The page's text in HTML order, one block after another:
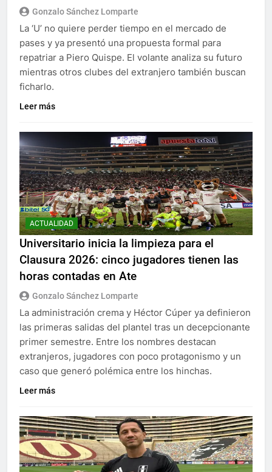
Gonzalo Sánchez Lomparte
La ‘U’ no quiere perder tiempo en el mercado de
pases y ya presentó una propuesta formal para
repatriar a Piero Quispe. El volante analiza su futuro
mientras otros clubes del extranjero también buscan
ficharlo.
Leer más
ACTUALIDAD
Universitario inicia la limpieza para el
Clausura 2026: cinco jugadores tienen las
horas contadas en Ate
Gonzalo Sánchez Lomparte
La administración crema y Héctor Cúper ya definieron
las primeras salidas del plantel tras un decepcionante
primer semestre. Entre los nombres destacan
extranjeros, jugadores con poco protagonismo y un
caso que generó polémica entre los hinchas.
Leer más